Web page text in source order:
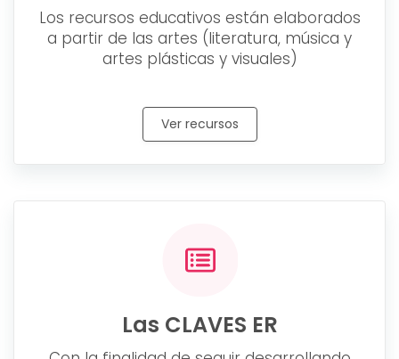
Los recursos educativos están elaborados
a partir de las artes (literatura, música y
artes plásticas y visuales)
Ver recursos
Las CLAVES ER